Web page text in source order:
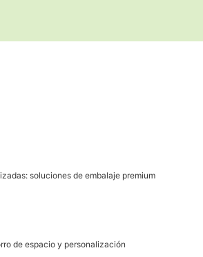
soluciones de embalaje premium
de espacio y personalización